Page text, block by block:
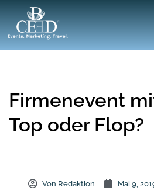
Firmenevent
Top oder Flop?
Von Redaktion Mai 9,